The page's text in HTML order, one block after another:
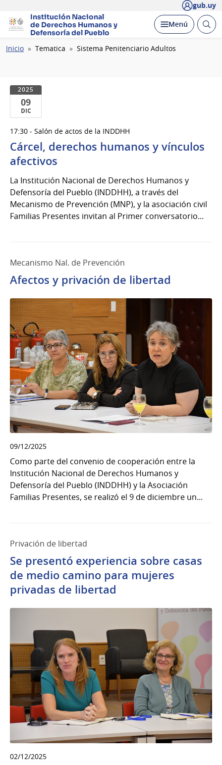
gub.uy
Institución Nacional
de Derechos Humanosy
Defensoría del Pueblo
Desplegar
Menú Abrir
Ruta
Inicio Tematica Sistema Penitenciario Adultos
2025
09
DIC
de
Dic
del
17:30 - Salón de actos de la INDDHH
Cárcel, derechos humanos y vínculos
afectivos
La Institución Nacional de Derechos Humanos y
Defensoría del Pueblo (INDDHH), a través del
Mecanismo de Prevención (MNP), y la asociación civil
Familias Presentes invitan al Primer conversatorio...
Mecanismo Nal. de Prevención
Afectos y privación de libertad
09/12/2025
Como parte del convenio de cooperación entre la
Institución Nacional de Derechos Humanos y
Defensoría del Pueblo (INDDHH) y la Asociación
Familias Presentes, se realizó el 9 de diciembre un...
Privación de libertad
Se presentó experiencia sobre casas
de medio camino para mujeres
privadas de libertad
02/12/2025